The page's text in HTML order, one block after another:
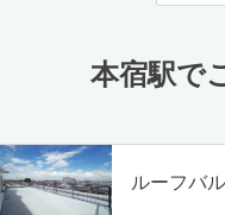
本宿駅で
ルーフバ